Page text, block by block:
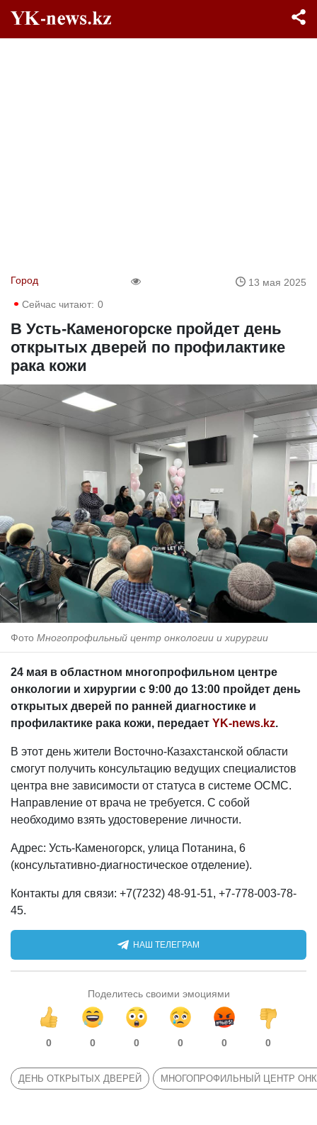
Город
13 мая 2025
Сейчас читают: 0
В Усть-Каменогорске пройдет день
открытых дверей по профилактике
рака кожи
Фото Многопрофильный центр онкологии и хирургии
24 мая в областном многопрофильном центре
онкологии и хирургии с 9:00 до 13:00 пройдет день
открытых дверей по ранней диагностике и
профилактике рака кожи, передаетYK-news.kz.
В этот день жители Восточно-Казахстанской области
смогут получить консультацию ведущих специалистов
центра вне зависимости от статуса в системе ОСМС.
Направление от врача не требуется. С собой
необходимо взять удостоверение личности.
Адрес: Усть-Каменогорск, улица Потанина, 6
(консультативно-диагностическое отделение).
Контакты для связи: +7(7232) 48-91-51, +7-778-003-78-
45.
НАШ ТЕЛЕГРАМ
Поделитесь своими эмоциями
0 0 0 0 0 0
ДЕНЬ ОТКРЫТЫХ ДВЕРЕЙ МНОГОПРОФИЛЬНЫЙ ЦЕНТР